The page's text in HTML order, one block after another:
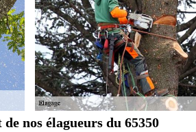
nos élagueurs du 65350